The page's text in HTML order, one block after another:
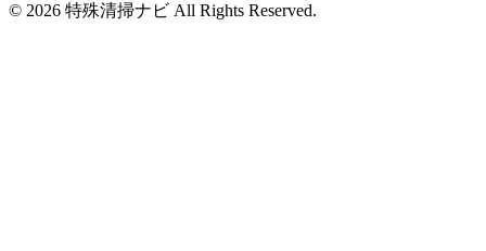
© 2026 特殊清掃ナビ All Rights Reserved.